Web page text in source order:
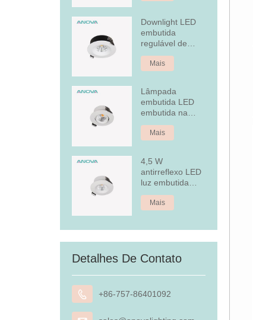
Downlight LED
embutida
regulável de
alumínio fixo de
7 WMais
Lâmpada
embutida LED
embutida na
tampa traseira
Mais
4,5 W
antirreflexo LED
luz embutida
embutida
Mais
Detalhes De Contato
 +86-757-86401092